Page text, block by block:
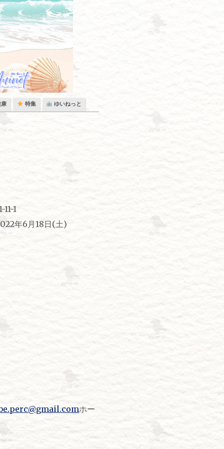
特集 ゆいねっと
1
年6月18日(土)
ホー